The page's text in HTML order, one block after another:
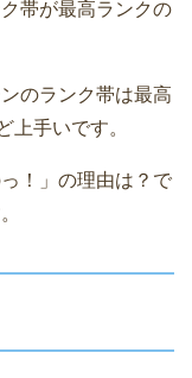
帯が最高ランクの
のランク帯は最高
上手いです。
！」の理由は？で